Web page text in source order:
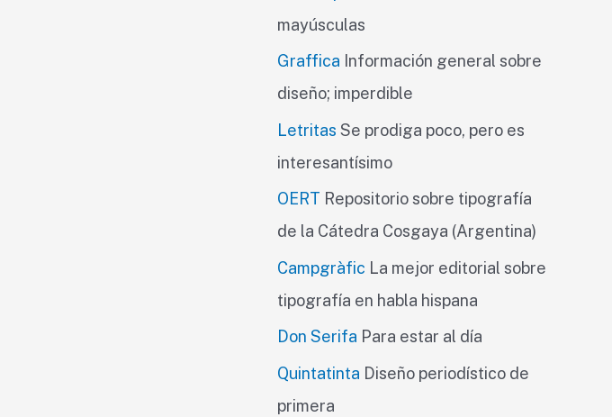
mayúsculas
Graffica Información general sobre
diseño; imperdible
Letritas Se prodiga poco, pero es
interesantísimo
OERT Repositorio sobre tipografía
de la Cátedra Cosgaya (Argentina)
Campgràfic La mejor editorial sobre
tipografía en habla hispana
Don Serifa Para estar al día
Quintatinta Diseño periodístico de
primera